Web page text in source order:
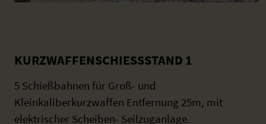
KURZWAFFENSCHIESSSTAND 1
5 Schießbahnen für Groß- und
Kleinkaliberkurzwaffen Entfernung 25m, mit
elektrischer Scheiben- Seilzuganlage.